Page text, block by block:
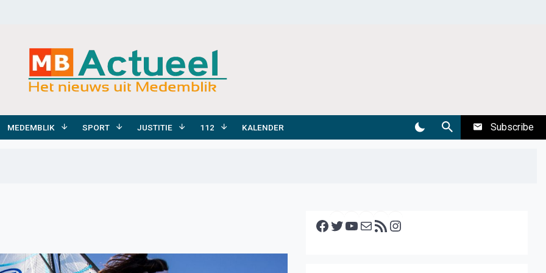
MEDEMBLIK SPORT JUSTITIE 112 KALENDER Subscribe
Facebook Twitter YouTube E-mail RSS feed